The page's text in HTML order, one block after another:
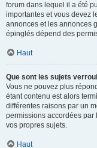
forum dans lequel il a été
importantes et vous devez
annonces et les annonces
épinglés dépend des
Haut
Que sont les sujets
Vous ne pouvez plus
étant contenu est alors
différentes raisons par un
permissions accordées par
vos propres sujets.
Haut